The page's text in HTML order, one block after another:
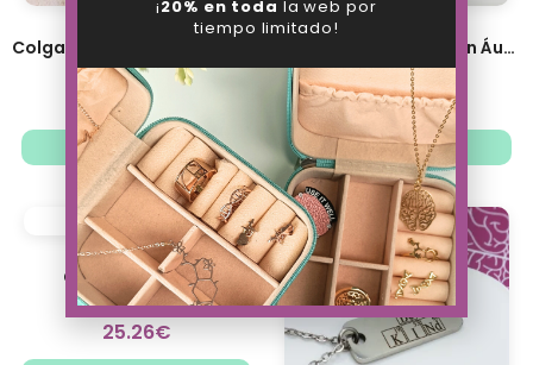
24.88€
19.41€
Ver opciones
Colgante Composición Áurea
32.38€
25.26€
Ver opciones
Colgante Átomo
32.38€
25.26€
¡20% en toda la web por
tiempo limitado!